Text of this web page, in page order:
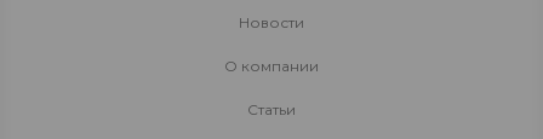
Новости
О компании
Статьи